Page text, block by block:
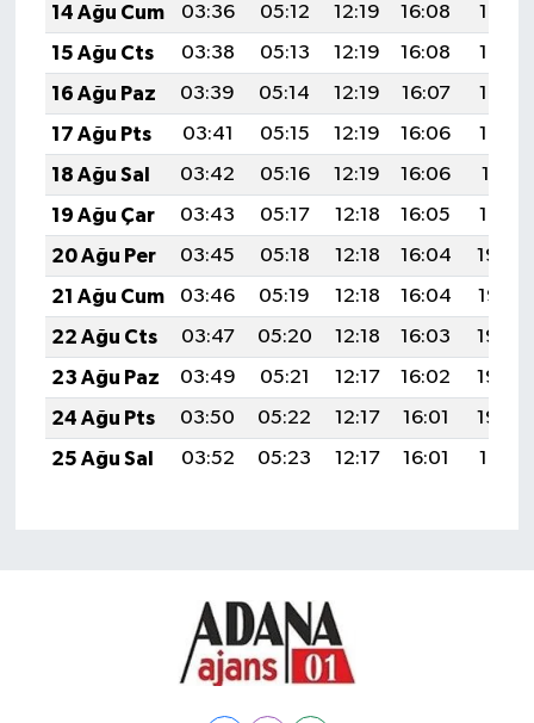
14 Ağu Cum
03:36 05:12 12:19 16:08
19:17
15 Ağu Cts
03:38 05:13 12:19 16:08
19:15
16 Ağu Paz
03:39 05:14 12:19 16:07
19:14
17 Ağu Pts
03:41 05:15 12:19 16:06
19:12
18 Ağu Sal
03:42 05:16 12:19 16:06
19:11
19 Ağu Çar
03:43 05:17 12:18 16:05
19:10
20 Ağu Per
03:45 05:18 12:18 16:04
19:08
21 Ağu Cum
03:46 05:19 12:18 16:04
19:07
22 Ağu Cts
03:47 05:20 12:18 16:03
19:05
23 Ağu Paz
03:49 05:21 12:17 16:02
19:04
24 Ağu Pts
03:50 05:22 12:17 16:01
19:02
25 Ağu Sal
03:52 05:23 12:17 16:01 19:01